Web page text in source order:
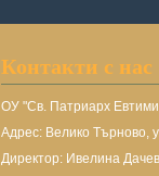
Контакти с нас
ОУ "Св. Патриарх
Адрес: Велико Търново,
Директор: Ивелина